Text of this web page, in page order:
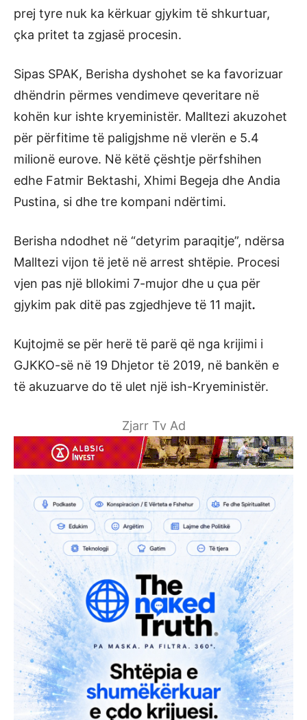
prej tyre nuk ka kërkuar gjykim të shkurtuar,
çka pritet ta zgjasë procesin.
Sipas SPAK, Berisha dyshohet se ka favorizuar
dhëndrin përmes vendimeve qeveritare në
kohën kur ishte kryeministër. Malltezi akuzohet
për përfitime të paligjshme në vlerën e 5.4
milionë eurove. Në këtë çështje përfshihen
edhe Fatmir Bektashi, Xhimi Begeja dhe Andia
Pustina, si dhe tre kompani ndërtimi.
Berisha ndodhet në “detyrim paraqitje”, ndërsa
Malltezi vijon të jetë në arrest shtëpie. Procesi
vjen pas një bllokimi 7-mujor dhe u çua për
gjykim pak ditë pas zgjedhjeve të 11 majit.
Kujtojmë se për herë të parë që nga krijimi i
GJKKO-së në 19 Dhjetor të 2019, në bankën e
të akuzuarve do të ulet një ish-Kryeministër.
Zjarr Tv Ad